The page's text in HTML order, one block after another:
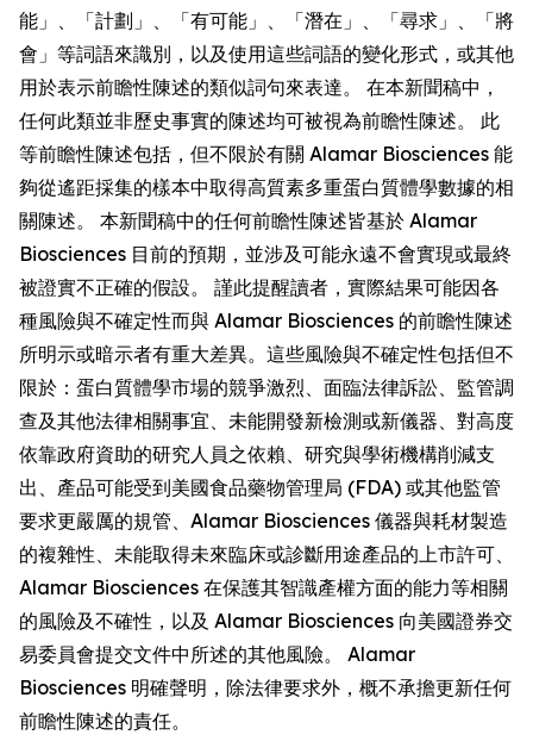
能」、「計劃」、「有可能」、「潛在」、「尋求」、「將
會」等詞語來識別，以及使用這些詞語的變化形式，或其他
用於表示前瞻性陳述的類似詞句來表達。 在本新聞稿中，
任何此類並非歷史事實的陳述均可被視為前瞻性陳述。 此
等前瞻性陳述包括，但不限於有關 Alamar Biosciences 能
夠從遙距採集的樣本中取得高質素多重蛋白質體學數據的相
關陳述。 本新聞稿中的任何前瞻性陳述皆基於 Alamar
Biosciences 目前的預期，並涉及可能永遠不會實現或最終
被證實不正確的假設。 謹此提醒讀者，實際結果可能因各
種風險與不確定性而與 Alamar Biosciences 的前瞻性陳述
所明示或暗示者有重大差異。這些風險與不確定性包括但不
限於：蛋白質體學市場的競爭激烈、面臨法律訴訟、監管調
查及其他法律相關事宜、未能開發新檢測或新儀器、對高度
依靠政府資助的研究人員之依賴、研究與學術機構削減支
出、產品可能受到美國食品藥物管理局 (FDA) 或其他監管
要求更嚴厲的規管、Alamar Biosciences 儀器與耗材製造
的複雜性、未能取得未來臨床或診斷用途產品的上市許可、
Alamar Biosciences 在保護其智識產權方面的能力等相關
的風險及不確性，以及 Alamar Biosciences 向美國證券交
易委員會提交文件中所述的其他風險。 Alamar
Biosciences 明確聲明，除法律要求外，概不承擔更新任何
前瞻性陳述的責任。